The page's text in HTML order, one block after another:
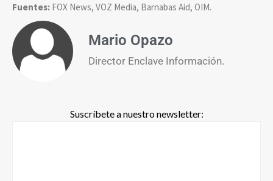
Fuentes: FOX News, VOZ Media, Barnabas Aid, OIM.
Mario Opazo
Director Enclave Información.
Suscríbete a nuestro newsletter: